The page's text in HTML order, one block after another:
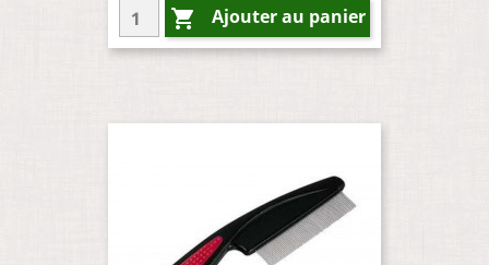
 Ajouter au panier